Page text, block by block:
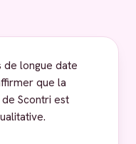
de longue date
que la
Scontri est